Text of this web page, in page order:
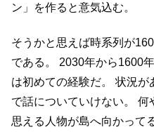
ン」を作ると意気込む。
そうかと思えば時系列が
である。
2030年から1600
は初めての経験だ。
状況が
で話についていけない。
何
思える人物が島へ向かって